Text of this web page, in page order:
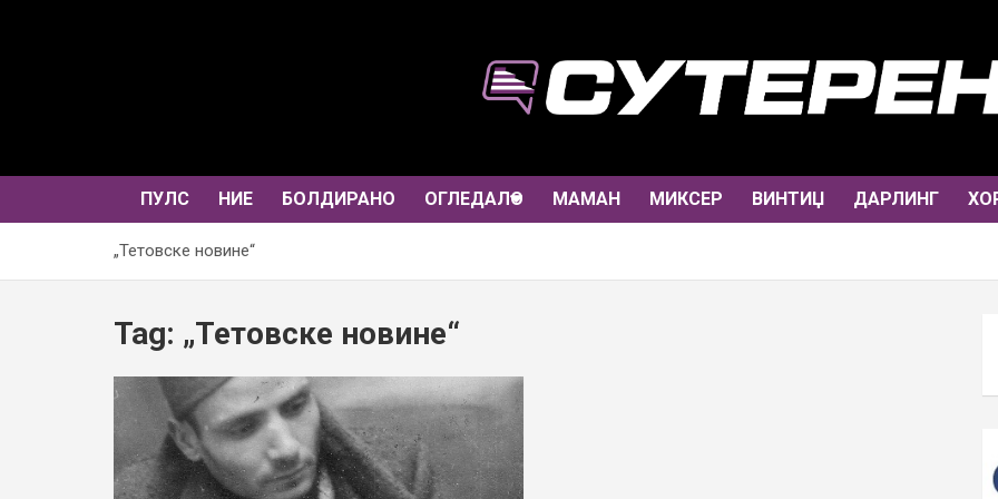
ПУЛС НИЕ БОЛДИРАНО ОГЛЕДАЛО МАМАН МИКСЕР ВИНТИЏ ДАРЛИНГ
„Тетовске новине“
Tag: „Тетовске новине“